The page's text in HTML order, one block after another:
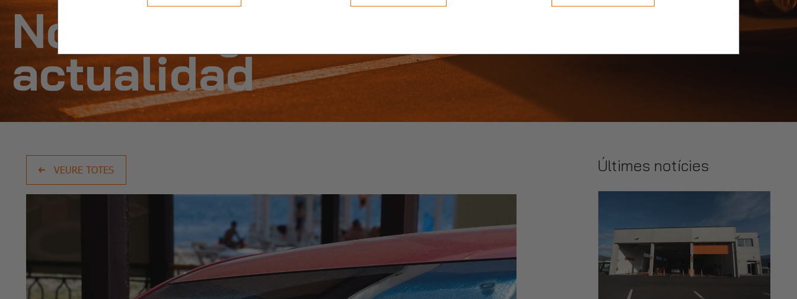
Noticias y
actualidad
VEURE TOTES Últimes notícies